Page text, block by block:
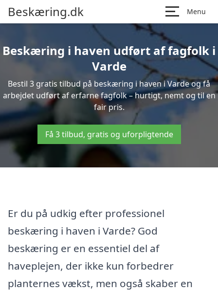
Beskæring.dk Menu
Beskæring i haven udført af fagfolk i
Varde
Bestil 3 gratis tilbud på beskæring i haven i Varde og få
arbejdet udført af erfarne fagfolk – hurtigt, nemt og til en
fair pris.
Få 3 tilbud, gratis og uforpligtende
Er du på udkig efter professionel
beskæring i haven i Varde? God
beskæring er en essentiel del af
haveplejen, der ikke kun forbedrer
planternes vækst, men også skaber en